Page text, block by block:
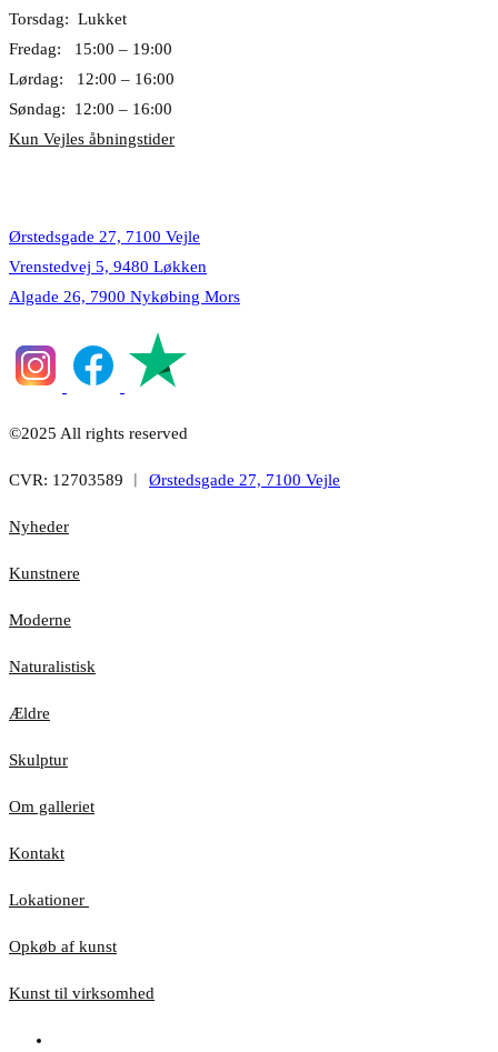
Torsdag: Lukket
Fredag: 15:00 – 19:00
Lørdag: 12:00 – 16:00
Søndag: 12:00 – 16:00
Kun Vejles åbningstider
Ørstedsgade 27, 7100 Vejle
Vrenstedvej 5, 9480 Løkken
Algade 26, 7900 Nykøbing Mors
©2025 All rights reserved
CVR: 12703589 ︱ Ørstedsgade 27, 7100 Vejle
Nyheder
Kunstnere
Moderne
Naturalistisk
Ældre
Skulptur
Om galleriet
Kontakt
Lokationer
Opkøb af kunst
Kunst til virksomhed